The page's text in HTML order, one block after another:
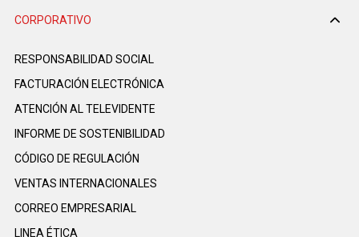
CORPORATIVO
RESPONSABILIDAD SOCIAL
FACTURACIÓN ELECTRÓNICA
ATENCIÓN AL TELEVIDENTE
INFORME DE SOSTENIBILIDAD
CÓDIGO DE REGULACIÓN
VENTAS INTERNACIONALES
CORREO EMPRESARIAL
LINEA ÉTICA